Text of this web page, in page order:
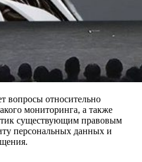
вопросы относительно
мониторинга, а также
существующим правовым
персональных данных и